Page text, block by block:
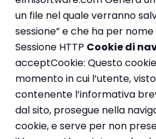
un file nel quale verranno
sessione” e che ha per nome
Sessione HTTP Cookie di
acceptCookie: Questo
momento in cui l’utente,
contenente l’informativa
dal sito, prosegue nella
cookie, e serve per non